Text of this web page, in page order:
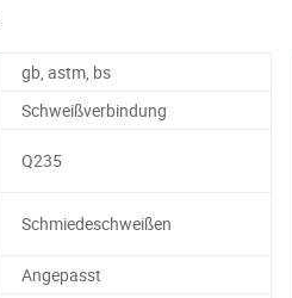
gb, astm, bs
Schweißverbindung
Q235
Schmiedeschweißen
Angepasst